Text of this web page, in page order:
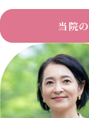
当院